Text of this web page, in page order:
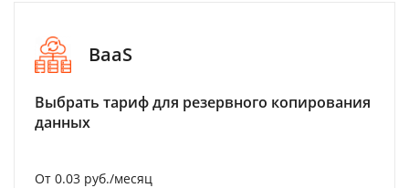
BaaS
Выбрать тариф для резервного копирования
данных
От 0.03 руб./месяц